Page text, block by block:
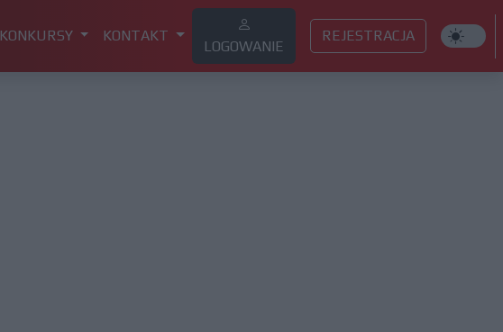
KONKURSY KONTAKT
LOGOWANIE
REJESTRACJA